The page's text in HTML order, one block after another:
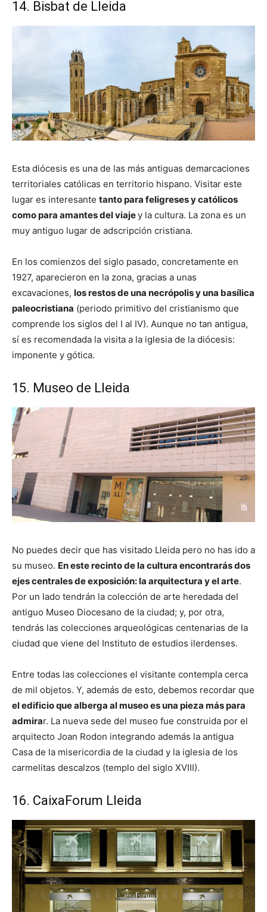
14. Bisbat de Lleida
Esta diócesis es una de las más antiguas demarcaciones
territoriales católicas en territorio hispano. Visitar este
lugar es interesante tanto para feligreses y católicos
como para amantes del viajey la cultura. La zona es un
muy antiguo lugar de adscripción cristiana.
En los comienzos del siglo pasado, concretamente en
1927, aparecieron en la zona, gracias a unas
excavaciones, los restos de una necrópolis y una basílica
paleocristiana (periodo primitivo del cristianismo que
comprende los siglos del I al IV). Aunque no tan antigua,
sí es recomendada la visita a la iglesia de la diócesis:
imponente y gótica.
15. Museo de Lleida
No puedes decir que has visitado Lleida pero no has ido a
su museo. En este recinto de la cultura encontrarás dos
ejes centrales de exposición: la arquitectura y el arte.
Por un lado tendrán la colección de arte heredada del
antiguo Museo Diocesano de la ciudad; y, por otra,
tendrás las colecciones arqueológicas centenarias de la
ciudad que viene del Instituto de estudios ilerdenses.
Entre todas las colecciones el visitante contempla cerca
de mil objetos. Y, además de esto, debemos recordar que
el edificio que alberga al museo es una pieza más para
admirar. La nueva sede del museo fue construida por el
arquitecto Joan Rodon integrando además la antigua
Casa de la misericordia de la ciudad y la iglesia de los
carmelitas descalzos (templo del siglo XVIII).
16. CaixaForum Lleida